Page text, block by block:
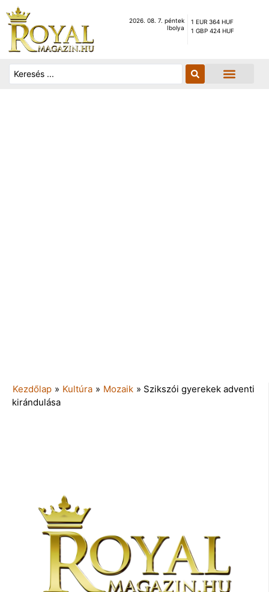
2026. 08. 7. péntek
Ibolya
1 EUR 364 HUF
1 GBP 424 HUF
Kezdőlap » Kultúra » Mozaik » Szikszói gyerekek adventi
kirándulása